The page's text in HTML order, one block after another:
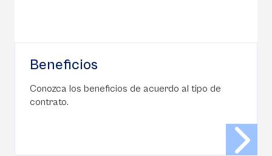
Beneficios
Conozca los beneficios de acuerdo al tipo de
contrato.